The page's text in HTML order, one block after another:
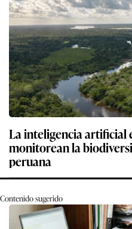
La inteligencia artificial
monitorean la
peruana
Contenido sugerido